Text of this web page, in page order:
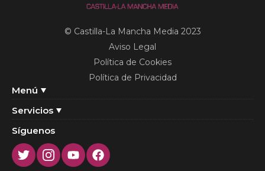
Menú
Servicios
© Castilla-La Mancha Media 2023
Aviso Legal
Política de Cookies
Política de Privacidad
Síguenos
TwitterInstagram
YoutubeFacebook